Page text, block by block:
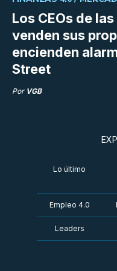
Los CEOs de
venden sus
encienden
Street
Por VGB
Lo último
Empleo 4.0
Leaders